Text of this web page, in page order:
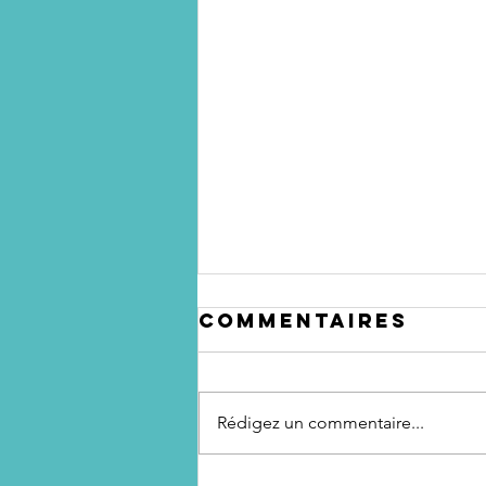
Commentaires
Rédigez un commentaire...